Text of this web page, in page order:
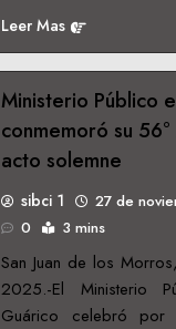
Leer Mas
Ministerio Público
conmemoró su
acto solemne
sibci 1
27 de
0
3 mins
San Juan de los
2025.-El Ministerio
Guárico celebró